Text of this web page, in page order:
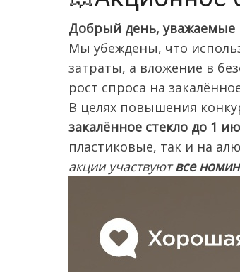
Добрый день, уважаемые
Мы убеждены, что
затраты, а вложение в
рост спроса на
В целях повышения
закалённое стекло до 1
пластиковые, так и на
акции участвуютвсе